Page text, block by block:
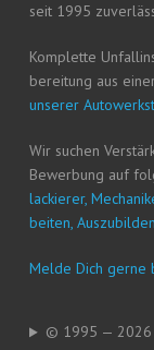
seit 1995
Kom­plet­te
be­rei­tung aus
unse­rer
Wir suchen
Bewer­bung auf
la­ckie­rer,
bei­ten,
Mel­de Dich ger­ne
© 1995 — 2026